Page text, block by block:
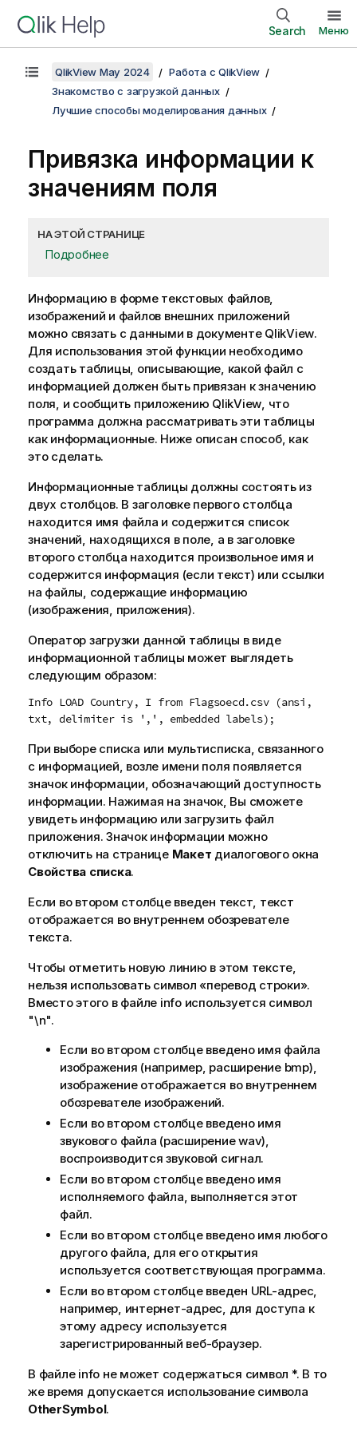
Search Меню
QlikView May 2024
Работа с QlikView
Знакомство с загрузкой данных
Лучшие способы моделирования данных
Привязка информации к
значениям поля
НА ЭТОЙ СТРАНИЦЕ
Подробнее
Информацию в форме текстовых файлов,
изображений и файлов внешних приложений
можно связать с данными в документе QlikView.
Для использования этой функции необходимо
создать таблицы, описывающие, какой файл с
информацией должен быть привязан к значению
поля, и сообщить приложению QlikView, что
программа должна рассматривать эти таблицы
как информационные. Ниже описан способ, как
это сделать.
Информационные таблицы должны состоять из
двух столбцов. В заголовке первого столбца
находится имя файла и содержится список
значений, находящихся в поле, а в заголовке
второго столбца находится произвольное имя и
содержится информация (если текст) или ссылки
на файлы, содержащие информацию
(изображения, приложения).
Оператор загрузки данной таблицы в виде
информационной таблицы может выглядеть
следующим образом:
Info LOAD Country, I from Flagsoecd.csv (ansi,
txt, delimiter is ',', embedded labels);
При выборе списка или мультисписка, связанного
с информацией, возле имени поля появляется
значок информации, обозначающий доступность
информации. Нажимая на значок, Вы сможете
увидеть информацию или загрузить файл
приложения. Значок информации можно
отключить на странице Макет диалогового окна
Свойства списка.
Если во втором столбце введен текст, текст
отображается во внутреннем обозревателе
текста.
Чтобы отметить новую линию в этом тексте,
нельзя использовать символ «перевод строки».
Вместо этого в файле info используется символ
"\n".
Если во втором столбце введено имя файла
изображения (например, расширение bmp),
изображение отображается во внутреннем
обозревателе изображений.
Если во втором столбце введено имя
звукового файла (расширениеwav),
воспроизводится звуковой сигнал.
Если во втором столбце введено имя
исполняемого файла, выполняется этот
файл.
Если во втором столбце введено имя любого
другого файла, для его открытия
используется соответствующая программа.
Если во втором столбце введен URL-адрес,
например, интернет-адрес, для доступа к
этому адресу используется
зарегистрированный веб-браузер.
В файле info не может содержаться символ *. В то
же время допускается использование символа
OtherSymbol.